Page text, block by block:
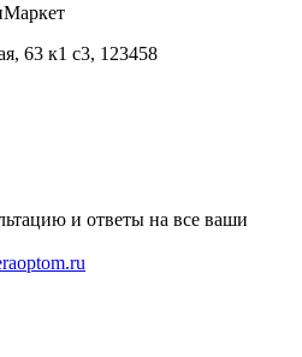
63 к1 с3, 123458
и ответы на все ваши